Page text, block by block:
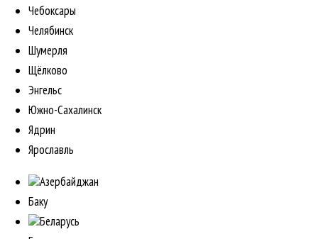
Чебоксары
Челябинск
Шумерля
Щёлково
Энгельс
Южно-Сахалинск
Ядрин
Ярославль
Азербайджан
Баку
Беларусь